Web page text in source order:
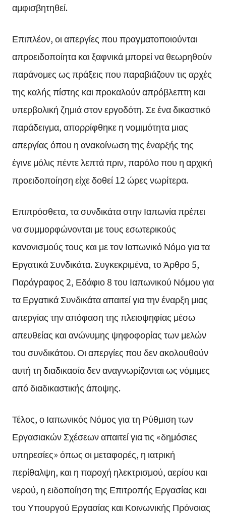
αμφισβητηθεί.
Επιπλέον, οι απεργίες που πραγματοποιούνται
απροειδοποίητα και ξαφνικά μπορεί να θεωρηθούν
παράνομες ως πράξεις που παραβιάζουν τις αρχές
της καλής πίστης και προκαλούν απρόβλεπτη και
υπερβολική ζημιά στον εργοδότη. Σε ένα δικαστικό
παράδειγμα, απορρίφθηκε η νομιμότητα μιας
απεργίας όπου η ανακοίνωση της έναρξής της
έγινε μόλις πέντε λεπτά πριν, παρόλο που η αρχική
προειδοποίηση είχε δοθεί 12 ώρες νωρίτερα.
Επιπρόσθετα, τα συνδικάτα στην Ιαπωνία πρέπει
να συμμορφώνονται με τους εσωτερικούς
κανονισμούς τους και με τον Ιαπωνικό Νόμο για τα
Εργατικά Συνδικάτα. Συγκεκριμένα, το Άρθρο 5,
Παράγραφος 2, Εδάφιο 8 του Ιαπωνικού Νόμου για
τα Εργατικά Συνδικάτα απαιτεί για την έναρξη μιας
απεργίας την απόφαση της πλειοψηφίας μέσω
απευθείας και ανώνυμης ψηφοφορίας των μελών
του συνδικάτου. Οι απεργίες που δεν ακολουθούν
αυτή τη διαδικασία δεν αναγνωρίζονται ως νόμιμες
από διαδικαστικής άποψης.
Τέλος, ο Ιαπωνικός Νόμος για τη Ρύθμιση των
Εργασιακών Σχέσεων απαιτεί για τις «δημόσιες
υπηρεσίες» όπως οι μεταφορές, η ιατρική
περίθαλψη, και η παροχή ηλεκτρισμού, αερίου και
νερού, η ειδοποίηση της Επιτροπής Εργασίας και
του Υπουργού Εργασίας και Κοινωνικής Πρόνοιας